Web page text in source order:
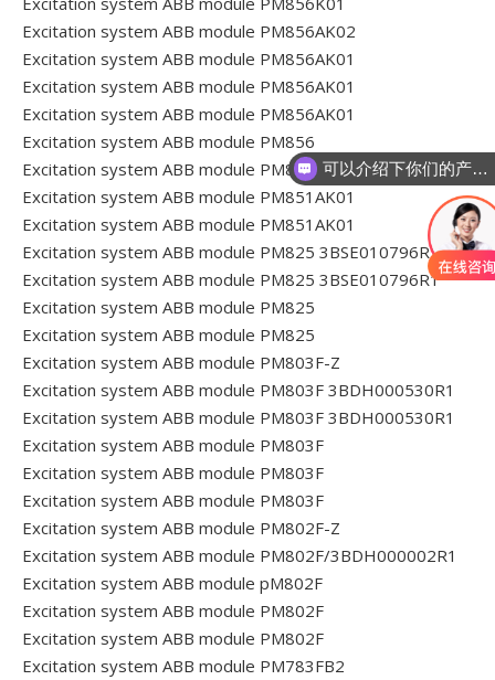
Excitation system ABB module PM856AK02
Excitation system ABB module PM856AK01
Excitation system ABB module PM856AK01
Excitation system ABB module PM856AK01
Excitation system ABB module PM856
Excitation system ABB module PM851K01
Excitation system ABB module PM851AK01
Excitation system ABB module PM851AK01
Excitation system ABB module PM825 3BSE010796R1
Excitation system ABB module PM825 3BSE010796R1
Excitation system ABB module PM825
Excitation system ABB module PM825
Excitation system ABB module PM803F-Z
Excitation system ABB module PM803F 3BDH000530R1
Excitation system ABB module PM803F 3BDH000530R1
Excitation system ABB module PM803F
Excitation system ABB module PM803F
Excitation system ABB module PM803F
Excitation system ABB module PM802F-Z
Excitation system ABB module PM802F/3BDH000002R1
Excitation system ABB module pM802F
Excitation system ABB module PM802F
Excitation system ABB module PM802F
Excitation system ABB module PM783FB2
可以介绍下你们的产品么